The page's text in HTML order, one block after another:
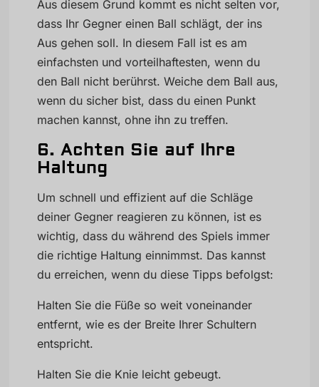
Aus diesem Grund kommt es nicht selten vor,
dass Ihr Gegner einen Ball schlägt, der ins
Aus gehen soll. In diesem Fall ist es am
einfachsten und vorteilhaftesten, wenn du
den Ball nicht berührst. Weiche dem Ball aus,
wenn du sicher bist, dass du einen Punkt
machen kannst, ohne ihn zu treffen.
6. Achten Sie auf Ihre
Haltung
Um schnell und effizient auf die Schläge
deiner Gegner reagieren zu können, ist es
wichtig, dass du während des Spiels immer
die richtige Haltung einnimmst. Das kannst
du erreichen, wenn du diese Tipps befolgst:
Halten Sie die Füße so weit voneinander
entfernt, wie es der Breite Ihrer Schultern
entspricht.
Halten Sie die Knie leicht gebeugt.